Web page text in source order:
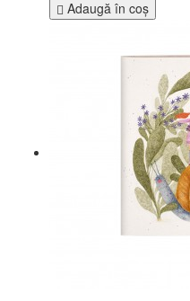
Adaugă în coş